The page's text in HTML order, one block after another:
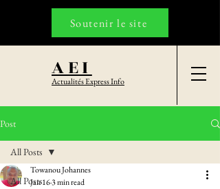
AEI
Actualités Express Info
Soutenir le site
Post
All Posts
All Posts
Towanou Johannes
Jan 163 min read